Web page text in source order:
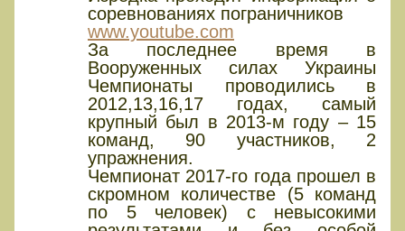
соревнованиях пограничников
www.youtube.com
За последнее время в
Вооруженных силах Украины
Чемпионаты проводились в
2012,13,16,17 годах, самый
крупный был в 2013-м году – 15
команд, 90 участников, 2
упражнения.
Чемпионат 2017-го года прошел в
скромном количестве (5 команд
по 5 человек) с невысокими